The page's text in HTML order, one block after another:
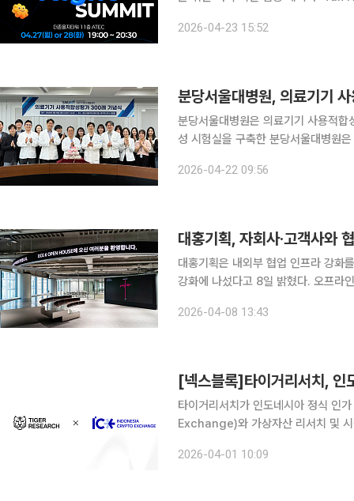
가 어려웠던 세무사, 회계사 및 실무
2026-04-23 15:52
분당서울대병원, 의료기기
분당서울대병원은 의료기기 사용적
성 시험실을 구축한 분당서울대병원은 2022년
견하고 개선하는 평가 절차다. 의료기
2026-04-22 09:56
대홍기획, 자회사·고객사와
대홍기획은 내외부 협업 인프라 강화
강화에 나섰다고 8일 밝혔다. 오프라인 협업 공간을 통해 디지털·미디어 전문 자회사 스푼
기획은 특히 디지털 전환과 인공지능
2026-04-08 13:43
[넥스블록]타이거리서치,
타이거리서치가 인도네시아 정식
Exchange)와 가상자산 리서치 및
지식 공유 활동을 포함한 협력 방안을
2026-04-01 10:09